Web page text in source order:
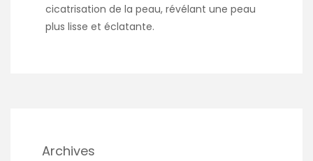
cicatrisation de la peau, révélant une peau
plus lisse et éclatante.
Archives